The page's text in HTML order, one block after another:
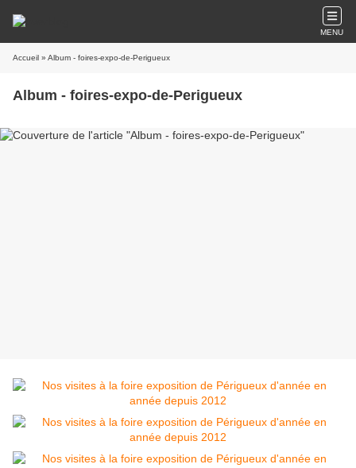
MENU
Accueil » Album - foires-expo-de-Perigueux
Album - foires-expo-de-Perigueux